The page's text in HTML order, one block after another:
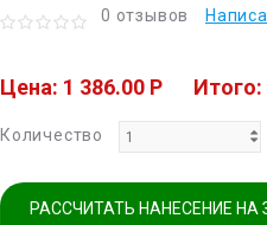
0 отзывов
Цена: 1 386.00 P Итого:
Количество
РАССЧИТАТЬ НАНЕСЕНИЕ НА